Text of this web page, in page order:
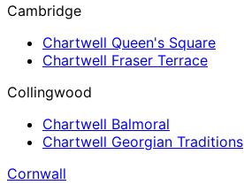
Cambridge
Chartwell Queen's Square
Chartwell Fraser Terrace
Collingwood
Chartwell Balmoral
Chartwell Georgian Traditions
Cornwall